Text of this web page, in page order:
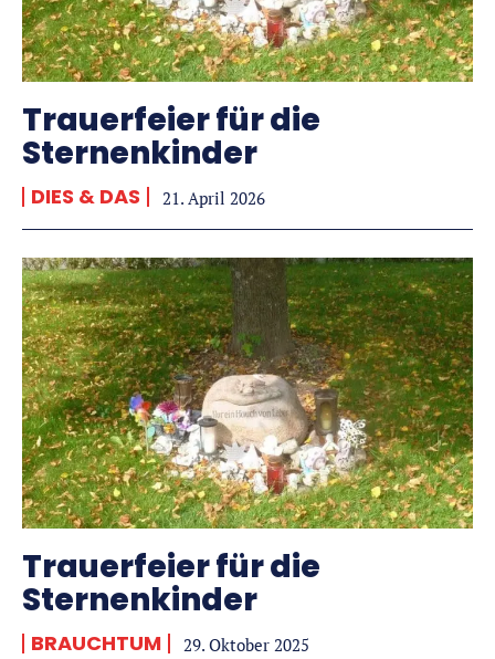
Trauerfeier für die
Sternenkinder
DIES & DAS 21. April 2026
Trauerfeier für die
Sternenkinder
BRAUCHTUM 29. Oktober 2025